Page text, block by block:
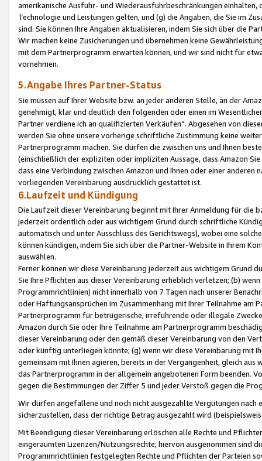
amerikanische Ausfuhr- und Wiederausfuhrbeschränkungen
Technologie und Leistungen gelten, und (g) die Angaben, die Sie im
sind. Sie können Ihre Angaben aktualisieren, indem Sie sich über die
Wir machen keine Zusicherungen und übernehmen keine
mit dem Partnerprogramm erwarten können, und wir sind nicht für
vornehmen.
5.Angabe Ihres Partner-Status
Sie müssen auf Ihrer Website bzw. an jeder anderen Stelle, an der
genehmigt, klar und deutlich den folgenden oder einen im
Partner verdiene ich an qualifizierten Verkäufen“. Abgesehen von
werden Sie ohne unsere vorherige schriftliche Zustimmung keine
Partnerprogramm machen. Sie dürfen die zwischen uns und Ihnen
(einschließlich der expliziten oder impliziten Aussage, dass Amazon
dass eine Verbindung zwischen Amazon und Ihnen oder einer
vorliegenden Vereinbarung ausdrücklich gestattet ist.
6.Laufzeit und Kündigung
Die Laufzeit dieser Vereinbarung beginnt mit Ihrer Anmeldung für die
jederzeit ordentlich oder aus wichtigem Grund durch schriftliche
automatisch und unter Ausschluss des Gerichtswegs), wobei eine
können kündigen, indem Sie sich über die Partner-Website in Ihrem
auswählen.
Ferner können wir diese Vereinbarung jederzeit aus wichtigem Grund
Sie Ihre Pflichten aus dieser Vereinbarung erheblich verletzen; (b)
Programmrichtlinien) nicht innerhalb von 7 Tagen nach unserer
oder Haftungsansprüchen im Zusammenhang mit Ihrer Teilnahme am
Partnerprogramm für betrügerische, irreführende oder illegale
Amazon durch Sie oder Ihre Teilnahme am Partnerprogramm
dieser Vereinbarung oder den gemäß dieser Vereinbarung von den
oder künftig unterliegen könnte; (g) wenn wir diese Vereinbarung mit
gemeinsam mit Ihnen agieren, bereits in der Vergangenheit, gleich
das Partnerprogramm in der allgemein angebotenen Form beenden.
gegen die Bestimmungen der Ziffer 5 und jeder Verstoß gegen die
Wir dürfen angefallene und noch nicht ausgezahlte Vergütungen
sicherzustellen, dass der richtige Betrag ausgezahlt wird
Mit Beendigung dieser Vereinbarung erlöschen alle Rechte und
eingeräumten Lizenzen/Nutzungsrechte; hiervon ausgenommen sind
Programmrichtlinien festgelegten Rechte und Pflichten der Parteien